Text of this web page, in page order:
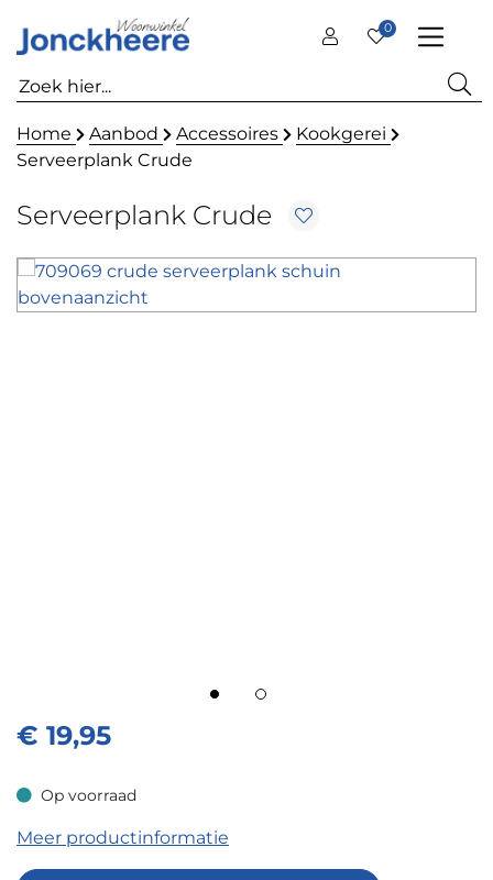
0
Home Aanbod Accessoires
Kookgerei
Serveerplank Crude
Serveerplank Crude
€ 19,95
Op voorraad
Op voorraad
Meer productinformatie